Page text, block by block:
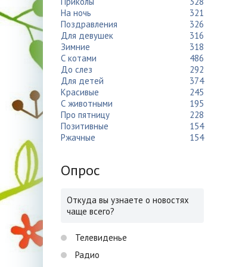
На ночь
321
Поздравления
326
Для девушек
316
Зимние
318
С котами
486
До слез
292
Для детей
374
Красивые
245
С животными
195
Про пятницу
228
Позитивные
154
Ржачные
154
Опрос
Откуда вы узнаете о новостях
чаще всего?
Телевиденье
Радио